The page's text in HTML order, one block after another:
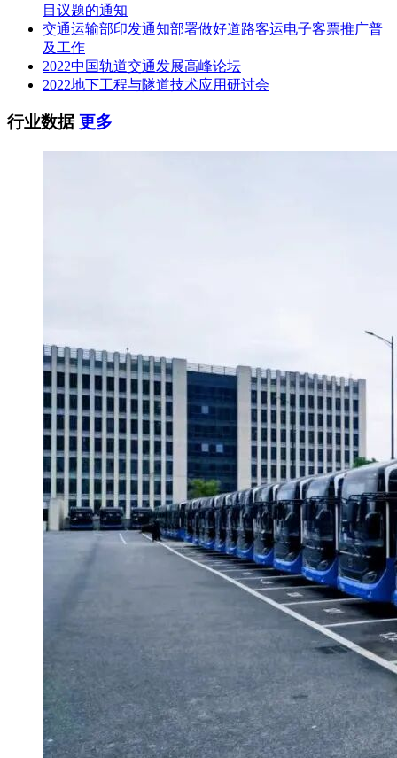
目议题的通知
交通运输部印发通知部署做好道路客运电子客票推广普
及工作
2022中国轨道交通发展高峰论坛
2022地下工程与隧道技术应用研讨会
行业数据更多